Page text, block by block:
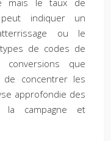
mais le taux de
indiquer un
ou le
de codes de
que
de concentrer les
approfondie des
la campagne et